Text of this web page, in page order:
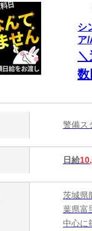
シ
ア
数
る
警備
日給
茨城県
葉県富
中心に